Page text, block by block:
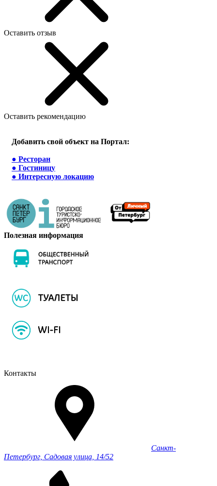
Оставить отзыв
Оставить рекомендацию
Добавить свой объект на Портал:
● Ресторан
● Гостиницу
● Интересную локацию
Полезная информация
Контакты
Санкт-
Петербург, Садовая улица, 14/52